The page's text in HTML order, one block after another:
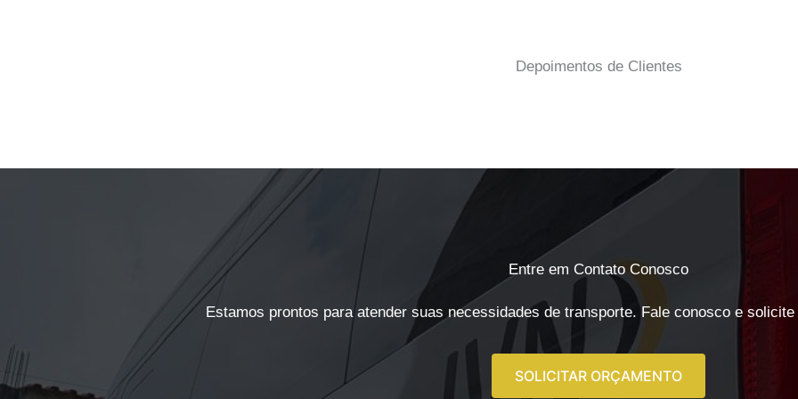
Depoimentos de Clientes
Entre em Contato Conosco
Estamos prontos para atender suas necessidades de transporte. Fale conosco e
SOLICITAR ORÇAMENTO